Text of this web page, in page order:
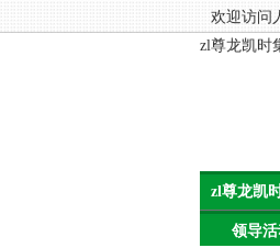
欢迎访问
zl尊龙凯时
zl尊龙凯
领导